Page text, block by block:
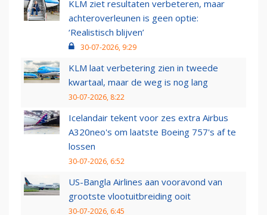
KLM ziet resultaten verbeteren, maar
achteroverleunen is geen optie:
‘Realistisch blijven’
30-07-2026, 9:29
KLM laat verbetering zien in tweede
kwartaal, maar de weg is nog lang
30-07-2026, 8:22
Icelandair tekent voor zes extra Airbus
A320neo's om laatste Boeing 757's af te
lossen
30-07-2026, 6:52
US-Bangla Airlines aan vooravond van
grootste vlootuitbreiding ooit
30-07-2026, 6:45